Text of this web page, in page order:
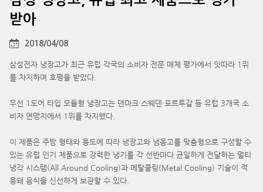
받아
2018/04/08
삼성전자 냉장고가 최근 유럽 각국의 소비자 전문 매체 평가에서 잇따라 1위
를 차지하며 호평을 받았다.
우선 1도어 타입 모듈형 냉장고는 덴마크·스웨덴·포르투갈 등 유럽 3개국 소
비자 연맹지에서 1위를 차지했다.
이 제품은 주방 형태와 용도에 따라 냉장고와 냉동고를 맞춤형으로 구성할 수
있는 유럽 인기 제품으로 강력한 냉기를 각 선반마다 균일하게 전달하는 멀티
냉각 시스템(All Around Cooling)과 메탈쿨링(Metal Cooling) 기술이 적
용돼 음식을 신선하게 보관할 수 있다.